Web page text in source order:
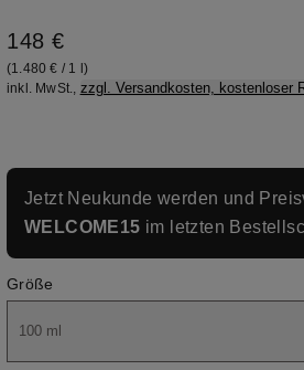
148 €
(1.480 € / 1 l)
inkl. MwSt., zzgl. Versandkosten, kostenloser
Jetzt Neukunde werden und
WELCOME15 im letzten
Größe
100 ml